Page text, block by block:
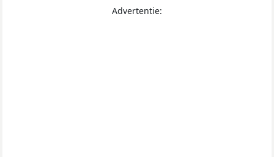
Advertentie: